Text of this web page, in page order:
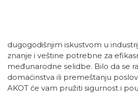
dugogodišnjim iskustvom u
znanje i veštine potrebne za
međunarodne selidbe. Bilo da se
domaćinstva ili premeštanju
AKOT će vam pružiti sigurnost i